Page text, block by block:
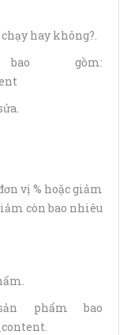
hay không?.
gồm:
vị % hoặc giảm
còn bao nhiêu
phẩm bao